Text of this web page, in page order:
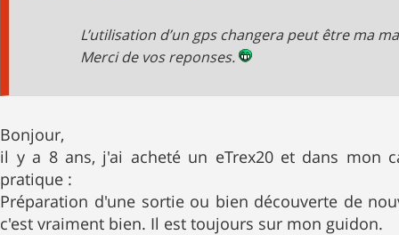
L’utilisation d’un gps changera peut être ma
Merci de vos reponses.
Bonjour,
il y a 8 ans, j'ai acheté un eTrex20 et dans mon
pratique :
Préparation d'une sortie ou bien découverte de
c'est vraiment bien. Il est toujours sur mon guidon.